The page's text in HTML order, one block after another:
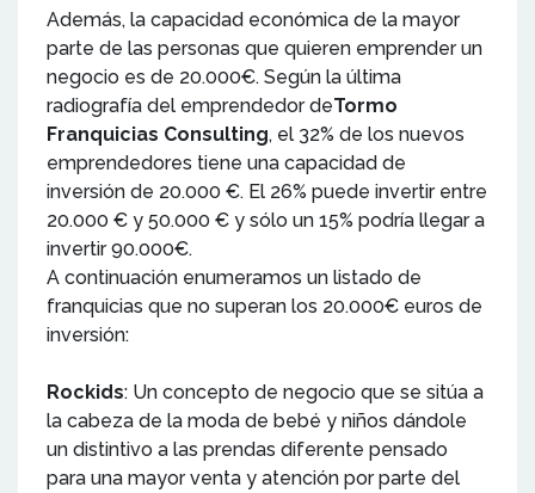
Además, la capacidad económica de la mayor
parte de las personas que quieren emprender un
negocio es de 20.000€. Según la última
radiografía del emprendedor deTormo
Franquicias Consulting, el 32% de los nuevos
emprendedores tiene una capacidad de
inversión de 20.000 €. El 26% puede invertir entre
20.000 € y 50.000 € y sólo un 15% podría llegar a
invertir 90.000€.
A continuación enumeramos un listado de
franquicias que no superan los 20.000€ euros de
inversión:
Rockids: Un concepto de negocio que se sitúa a
la cabeza de la moda de bebé y niños dándole
un distintivo a las prendas diferente pensado
para una mayor venta y atención por parte del